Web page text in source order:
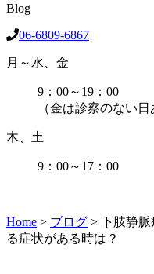
Blog
06-6809-6867
月～水、金
9：00～19：00
（金は診察のない日
木、土
9：00～17：00
Home > ブログ > 下肢静
る症状がある時は？